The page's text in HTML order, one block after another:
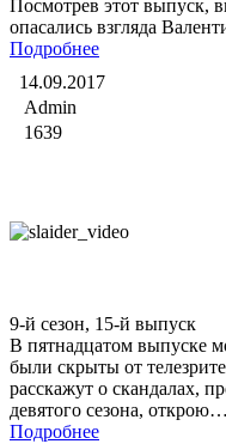
Посмотрев этот выпуск,
опасались взгляда
Подробнее
14.09.2017
Admin
1639
9-й сезон, 15-й выпуск
В пятнадцатом выпуске
были скрыты от
расскажут о скандалах,
девятого сезона, открою…
Подробнее